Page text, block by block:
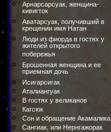
Арнарсарсуак, женщина-
кивигток
Аватарсуак, получивший в
крещении имя Натан
Люди из фиорда в гостях у
жителей открытого
побережья
Брошенная женщина и ее
приемная дочь
Исигарсигак
Аталиангуак
В гостях у великанов
Кагсюк
Сон и обращение Акамалика
Сангиак, или Нернгажорак